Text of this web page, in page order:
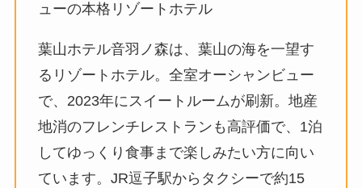
ューの本格リゾートホテル
葉山ホテル音羽ノ森は、葉山の海を一望す
るリゾートホテル。全室オーシャンビュー
で、2023年にスイートルームが刷新。地産
地消のフレンチレストランも高評価で、1泊
してゆっくり食事まで楽しみたい方に向い
ています。JR逗子駅からタクシーで約15